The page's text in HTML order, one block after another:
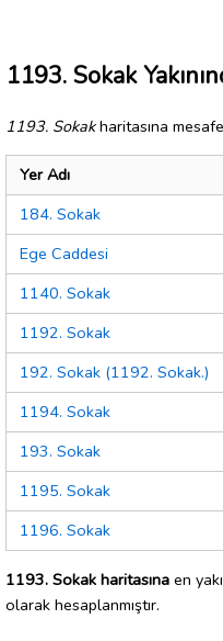
1193. Sokak
1193. Sokakharitasına
Yer Adı
184. Sokak
Ege Caddesi
1140. Sokak
1192. Sokak
192. Sokak (1192. Sokak.)
1194. Sokak
193. Sokak
1195. Sokak
1196. Sokak
1193. Sokak haritasına en
olarak hesaplanmıştır.